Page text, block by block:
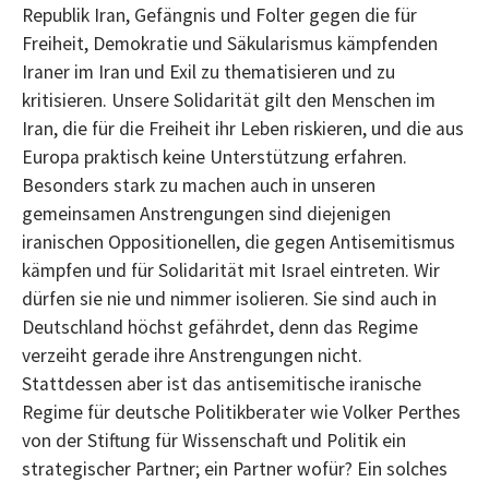
Republik Iran, Gefängnis und Folter gegen die für
Freiheit, Demokratie und Säkularismus kämpfenden
Iraner im Iran und Exil zu thematisieren und zu
kritisieren. Unsere Solidarität gilt den Menschen im
Iran, die für die Freiheit ihr Leben riskieren, und die aus
Europa praktisch keine Unterstützung erfahren.
Besonders stark zu machen auch in unseren
gemeinsamen Anstrengungen sind diejenigen
iranischen Oppositionellen, die gegen Antisemitismus
kämpfen und für Solidarität mit Israel eintreten. Wir
dürfen sie nie und nimmer isolieren. Sie sind auch in
Deutschland höchst gefährdet, denn das Regime
verzeiht gerade ihre Anstrengungen nicht.
Stattdessen aber ist das antisemitische iranische
Regime für deutsche Politikberater wie Volker Perthes
von der Stiftung für Wissenschaft und Politik ein
strategischer Partner; ein Partner wofür? Ein solches